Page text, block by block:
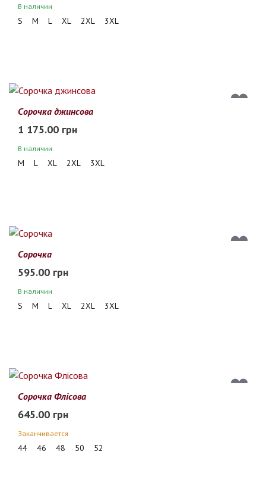
В наличии
S M L XL 2XL 3XL
Сорочка джинсова
1 175.00 грн
В наличии
M L XL 2XL 3XL
Сорочка
595.00 грн
В наличии
S M L XL 2XL 3XL
Сорочка Флісова
645.00 грн
Заканчивается
44 46 48 50 52